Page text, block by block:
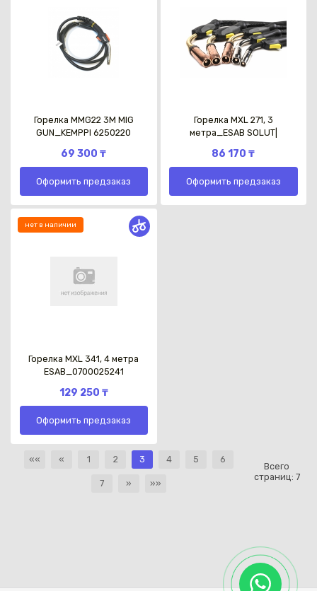
Горелка MMG22 3M MIG
GUN_KEMPPI 6250220
69 300 ₸
Оформить предзаказ
Горелка MXL 271, 3
метра_ESAB SOLUT|
86 170 ₸
Оформить предзаказ
нет в наличии
Горелка MXL 341, 4 метра
ESAB_0700025241
129 250 ₸
Оформить предзаказ
Всего
страниц: 7
«« « 1 2 3 4 5 6
7 » »»